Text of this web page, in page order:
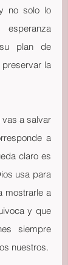
no solo lo
plan de
la
vas a salvar
a
claro es
usa para
mostrarle a
y que
siempre
nuestros.